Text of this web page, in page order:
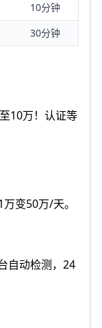
10分钟
30分钟
10万！认证等
变50万/天。
自动检测，24